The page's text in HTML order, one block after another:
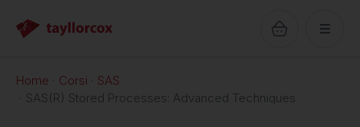
Home Corsi
SAS
SAS(R) Stored Processes: Advanced Techniques